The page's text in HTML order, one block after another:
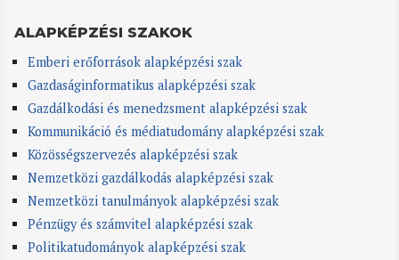
ALAPKÉPZÉSI SZAKOK
Emberi erőforrások alapképzési szak
Gazdaságinformatikus alapképzési szak
Gazdálkodási és menedzsment alapképzési szak
Kommunikáció és médiatudomány alapképzési szak
Közösségszervezés alapképzési szak
Nemzetközi gazdálkodás alapképzési szak
Nemzetközi tanulmányok alapképzési szak
Pénzügy és számvitel alapképzési szak
Politikatudományok alapképzési szak